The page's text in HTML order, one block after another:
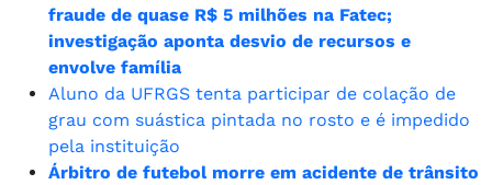
fraude de quase R$ 5 milhões na Fatec;
investigação aponta desvio de recursos e
envolve família
Aluno da UFRGS tenta participar de colação de
grau com suástica pintada no rosto e é impedido
pela instituição
Árbitro de futebol morre em acidente de trânsito